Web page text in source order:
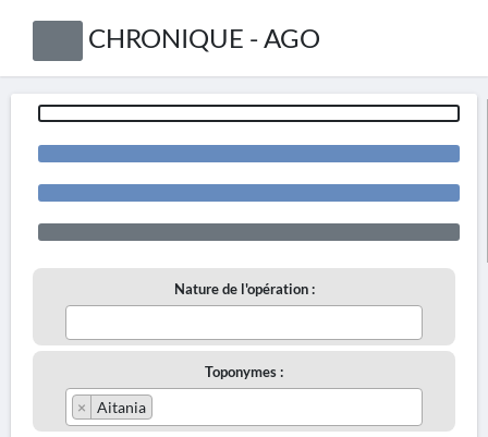
CHRONIQUE - AGO
Nature de l'opération :
Toponymes :
× Aitania